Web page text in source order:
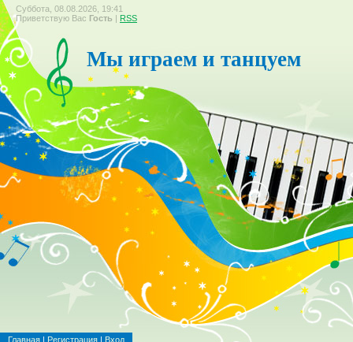
Суббота, 08.08.2026, 19:41
Приветствую Вас Гость | RSS
Мы играем и танцуем
Главная | Регистрация | Вход